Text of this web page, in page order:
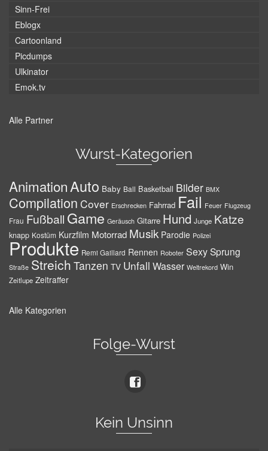
Sinn-Frei
Eblogx
Cartoonland
Picdumps
Ulkinator
Emok.tv
Alle Partner
Wurst-Kategorien
AnimationAuto Baby Ball Basketball Bilder BMX
Compilation Cover Erschrecken Fahrrad Fail Feuer Flugzeug
Frau Fußball Game Geräusch Gitarre Hund Junge Katze
knapp Kostüm Kurzfilm Motorrad Musik Parodie Polizei
Produkte Remi Gaillard Rennen Roboter SexySprung
Straße Streich Tanzen TV Unfall Wasser Weltrekord Win
Zeitlupe Zeitraffer
Alle Kategorien
Folge-Wurst
Kein Unsinn